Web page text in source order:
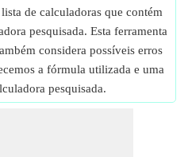
de calculadoras que contém
pesquisada. Esta ferramenta
considera possíveis erros
a fórmula utilizada e uma
pesquisada.